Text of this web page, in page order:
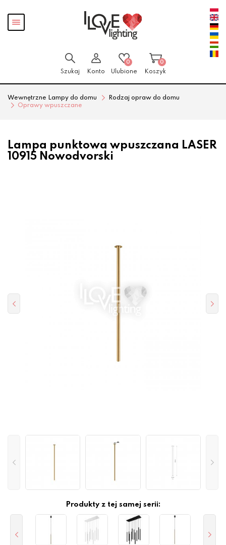
Pokaż
menu
Szukaj Konto
0
Ulubione
0
Koszyk
Wewnętrzne Lampy do domu
Rodzaj opraw do domu
Oprawy wpuszczane
Lampa punktowa wpuszczana LASER
10915 Nowodvorski
Produkty z tej samej serii: